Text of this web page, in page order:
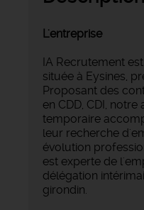
L'entreprise
IA Recrutement
située à Eysines,
Proposant des
en CDD, CDI,
temporaire
leur recherche
évolution
est experte de
délégation
girondin.